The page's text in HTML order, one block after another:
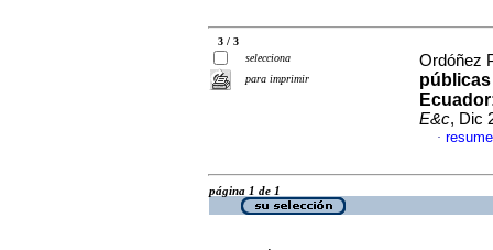
3 / 3
selecciona
para imprimir
Ordóñez
E&c, Dic
·
página 1 de 1